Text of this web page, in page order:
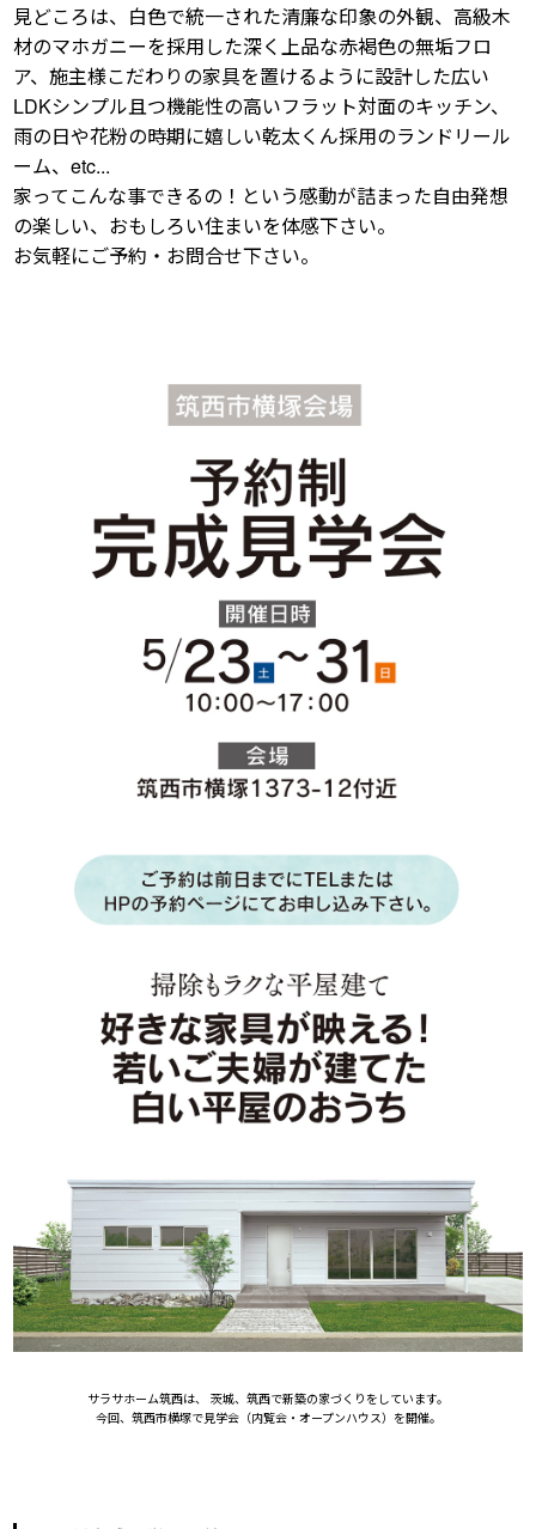
見どころは、白色で統一された清廉な印象の外観、高級木
材のマホガニーを採用した深く上品な赤褐色の無垢フロ
ア、施主様こだわりの家具を置けるように設計した広い
LDKシンプル且つ機能性の高いフラット対面のキッチン、
雨の日や花粉の時期に嬉しい乾太くん採用のランドリール
ーム、etc...
家ってこんな事できるの！という感動が詰まった自由発想
の楽しい、おもしろい住まいを体感下さい。
お気軽にご予約・お問合せ下さい。
サラサホーム筑西は、 茨城、筑西で新築の家づくりをしています。
今回、筑西市横塚で見学会（内覧会・オープンハウス）を開催。